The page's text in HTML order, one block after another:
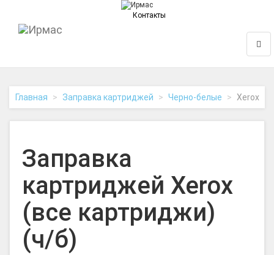
Контакты
Главная Заправка картриджей Черно-белые Xerox
Заправка
картриджей Xerox
(все картриджи)
(ч/б)